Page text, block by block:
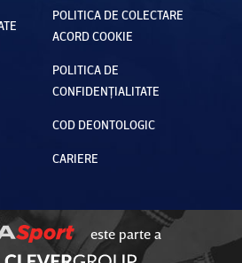
POLITICA DE COLECTARE
ACORD COOKIE
POLITICA DE
CONFIDENȚIALITATE
COD DEONTOLOGIC
CARIERE
este parte a